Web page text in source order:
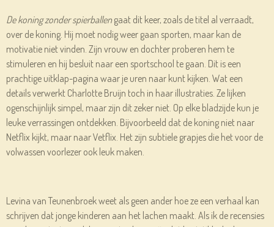
De koning zonder spierballengaat dit keer, zoals de titel al verraadt,
over de koning. Hij moet nodig weer gaan sporten, maar kan de
motivatie niet vinden. Zijn vrouw en dochter proberen hem te
stimuleren en hij besluit naar een sportschool te gaan. Dit is een
prachtige uitklap-pagina waar je uren naar kunt kijken. Wat een
details verwerkt Charlotte Bruijn toch in haar illustraties. Ze lijken
ogenschijnlijk simpel, maar zijn dit zeker niet. Op elke bladzijde kun je
leuke verrassingen ontdekken. Bijvoorbeeld dat de koning niet naar
Netflix kijkt, maar naar Vetflix. Het zijn subtiele grapjes die het voor de
volwassen voorlezer ook leuk maken.
Levina van Teunenbroek weet als geen ander hoe ze een verhaal kan
schrijven dat jonge kinderen aan het lachen maakt. Als ik de recensies